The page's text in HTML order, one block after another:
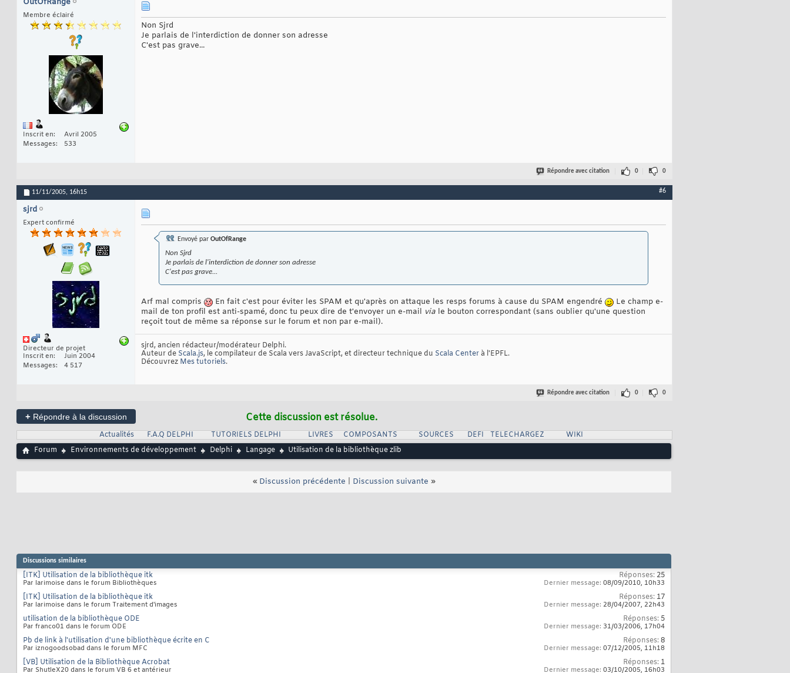
OutOfRange
Membre éclairé
Inscrit en
Avril 2005
Messages
533
Non Sjrd
Je parlais de l'interdiction de donner son adresse
C'est pas grave...
Répondre avec citation 0 0
11/11/2005, 16h15 #6
sjrd
Expert confirmé
Directeur de projet
Inscrit en
Juin 2004
Messages
4 517
Envoyé par OutOfRange
Non Sjrd
Je parlais de l'interdiction de donner son adresse
C'est pas grave...
Arf mal compris En fait c'est pour éviter les SPAM et qu'après on attaque les resps forums à cause du SPAM engendré
Le champ e-
mail de ton profil est anti-spamé, donc tu peux dire de t'envoyer un e-mail via le bouton correspondant (sans oublier qu'une question
reçoit tout de même sa réponse sur le forum et non par e-mail).
sjrd, ancien rédacteur/modérateur Delphi.
Auteur de Scala.js, le compilateur de Scala vers JavaScript, et directeur technique du Scala Centerà l'EPFL.
Découvrez Mes tutoriels.
Répondre avec citation 0 0
+ Répondre à la discussion Cette discussion est résolue.
Actualités F.A.Q DELPHI TUTORIELS DELPHI LIVRES COMPOSANTS SOURCES DEFI TELECHARGEZ
WIKI
Forum
Environnements de développement Delphi Langage Utilisation de la bibliothèque zlib
« Discussion précédente Discussion suivante »
Discussions similaires
[ITK] Utilisation de la bibliothèque itk
Par larimoise dans le forum Bibliothèques
Réponses: 25
Dernier message: 08/09/2010, 10h33
[ITK] Utilisation de la bibliothèque itk
Par larimoise dans le forum Traitement d'images
Réponses: 17
Dernier message: 28/04/2007, 22h43
utilisation de la bibliothèque ODE
Par franco01 dans le forum ODE
Réponses: 5
Dernier message: 31/03/2006, 17h04
Pb de link à l'utilisation d'une bibliothèque écrite en C
Par iznogoodsobad dans le forum MFC
Réponses:8
Dernier message: 07/12/2005, 11h18
[VB] Utilisation de la Bibliothèque Acrobat
Par ShutleX20 dans le forum VB 6 et antérieur
Réponses: 1
Dernier message: 03/10/2005, 16h03